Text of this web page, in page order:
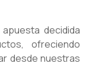
decidida
ofreciendo
desde nuestras